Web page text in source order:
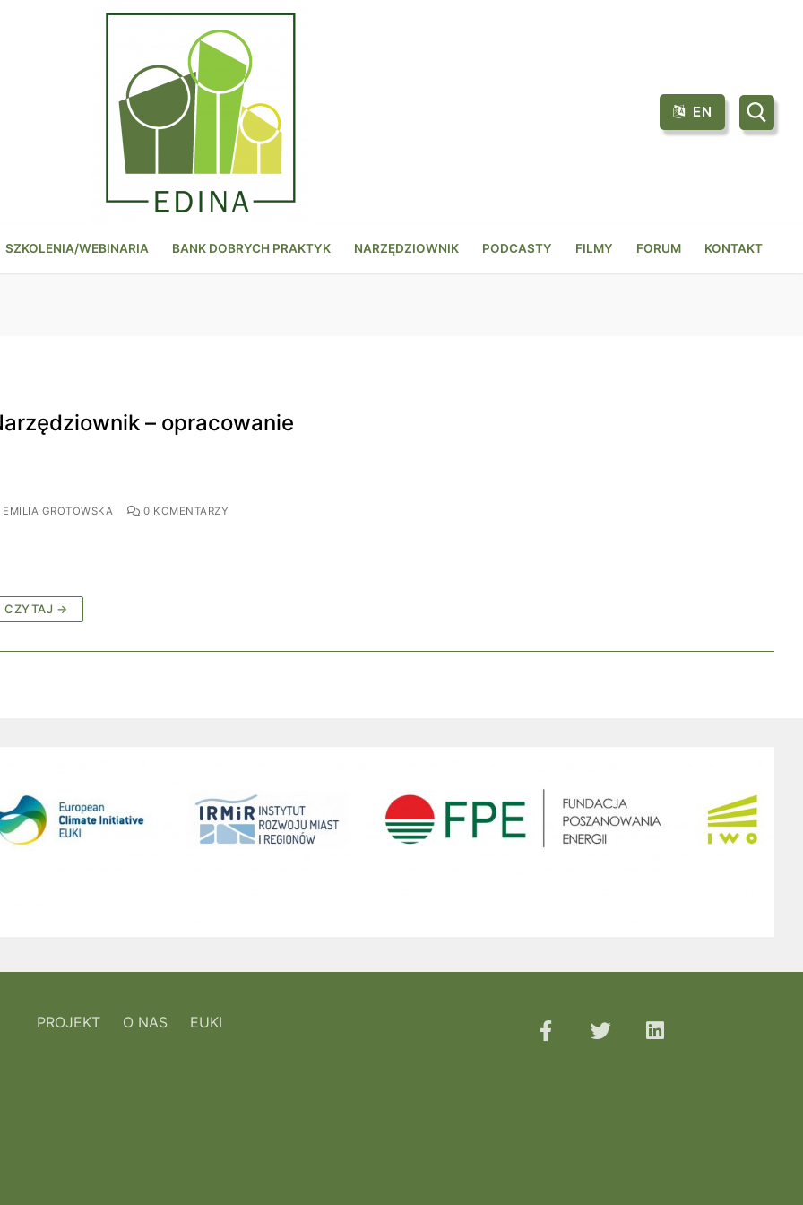
EN
SZKOLENIA/WEBINARIA BANK DOBRYCH PRAKTYK NARZĘDZIOWNIK PODCASTY FILMY FORUM KONTAKT
– opracowanie
EMILIA GROTOWSKA 0 KOMENTARZY
CZYTAJ →
PROJEKT O NAS EUKI